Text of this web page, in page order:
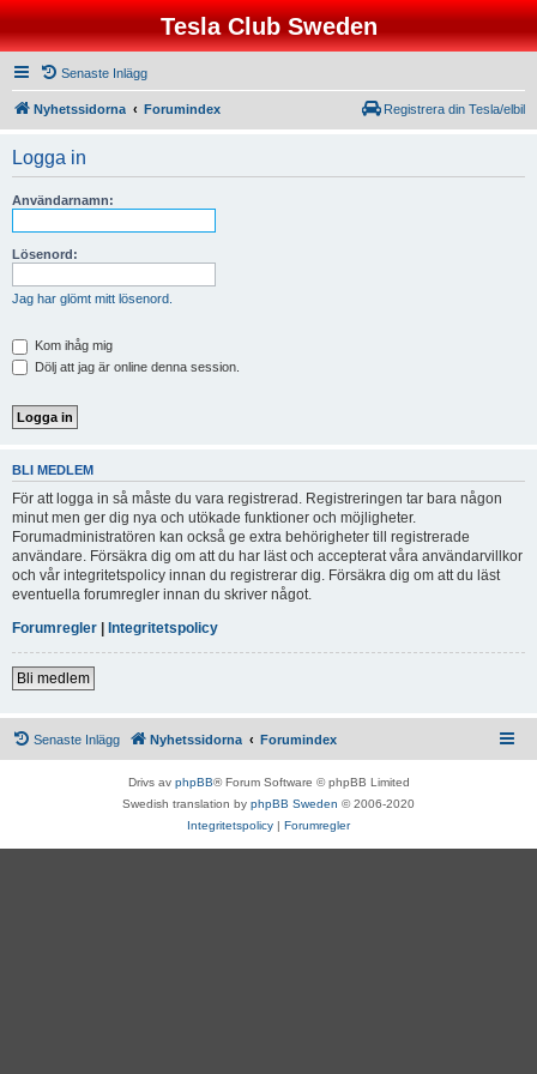
Tesla Club Sweden
Senaste Inlägg
Nyhetssidorna Forumindex Registrera din Tesla/elbil
Logga in
Användarnamn:
Lösenord:
Jag har glömt mitt lösenord.
Kom ihåg mig
Dölj att jag är online denna session.
BLI MEDLEM
För att logga in så måste du vara registrerad. Registreringen tar bara någon
minut men ger dig nya och utökade funktioner och möjligheter.
Forumadministratören kan också ge extra behörigheter till registrerade
användare. Försäkra dig om att du har läst och accepterat våra användarvillkor
och vår integritetspolicy innan du registrerar dig. Försäkra dig om att du läst
eventuella forumregler innan du skriver något.
Forumregler | Integritetspolicy
Bli medlem
Senaste Inlägg Nyhetssidorna Forumindex
Drivs av phpBB® Forum Software © phpBB Limited
Swedish translation by phpBB Sweden © 2006-2020
Integritetspolicy | Forumregler